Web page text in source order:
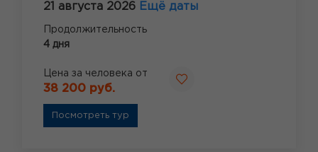
21 августа 2026 Ещё даты
Продолжительность
4 дня
Цена за человека от
38 200 руб.
Посмотреть тур